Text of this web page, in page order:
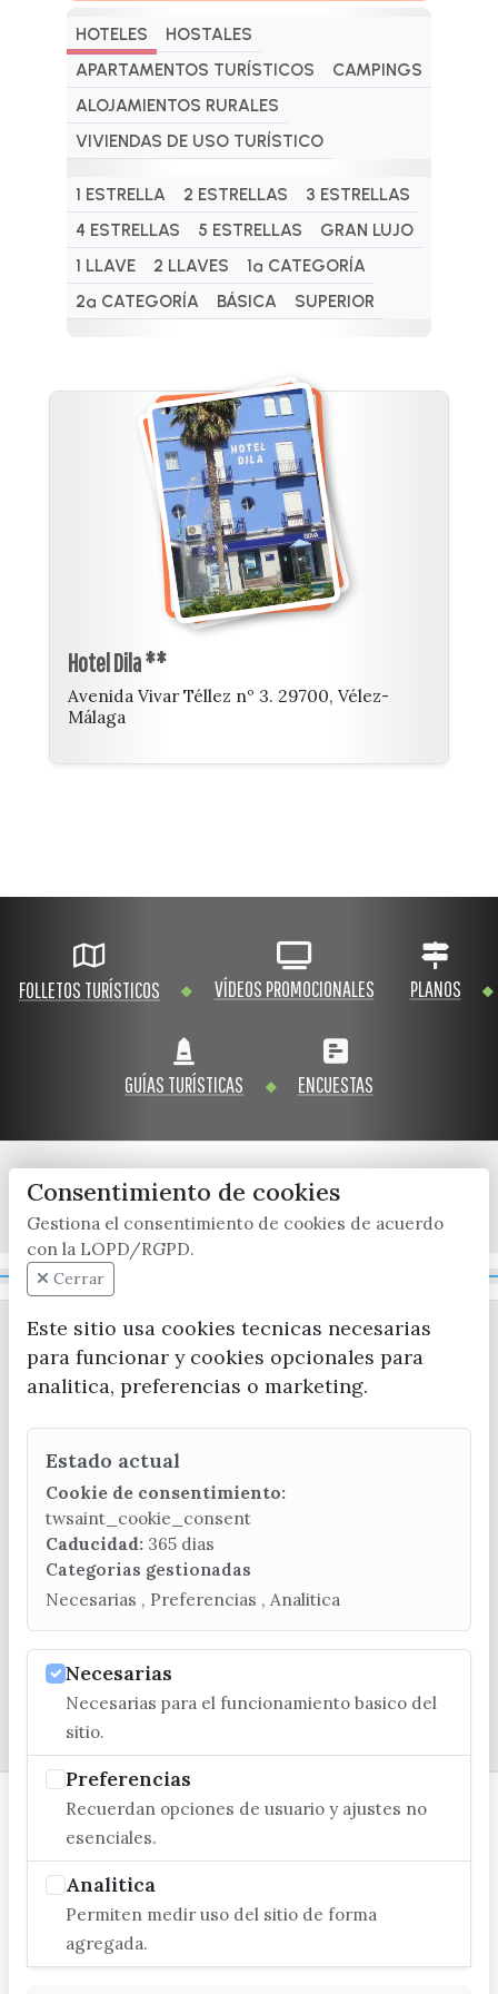
HOTELES
HOSTALES
APARTAMENTOS TURÍSTICOS
CAMPINGS
ALOJAMIENTOS RURALES
VIVIENDAS DE USO TURÍSTICO
1 ESTRELLA 2 ESTRELLAS
3 ESTRELLAS
4 ESTRELLAS
5 ESTRELLAS
GRAN LUJO
1 LLAVE
2 LLAVES
1ª CATEGORÍA
2ª CATEGORÍA
BÁSICA SUPERIOR
Hotel Dila **
Avenida Vivar Téllez nº 3. 29700, Vélez-
Málaga
FOLLETOS TURÍSTICOS VÍDEOS PROMOCIONALES PLANOS
GUÍAS TURÍSTICAS ENCUESTAS
x / twitter facebook youtube instagram
CONTACTA CON LA OFICINA DE TURISMO
(+34) 952 541 104
turismo@velezmalaga.es
C/ Poniente, 2. CP 29740 - Torre del Mar
Consentimiento de cookies
Gestiona el consentimiento de cookies de acuerdo
con la LOPD/RGPD.
Cerrar
Este sitio usa cookies tecnicas necesarias
para funcionar y cookies opcionales para
analitica, preferencias o marketing.
Estado actual
Cookie de consentimiento:
twsaint_cookie_consent
Caducidad: 365 dias
Categorias gestionadas
Necesarias , Preferencias , Analitica
Necesarias
Necesarias para el funcionamiento basico del
sitio.
Preferencias
Recuerdan opciones de usuario y ajustes no
esenciales.
Analitica
Permiten medir uso del sitio de forma
agregada.